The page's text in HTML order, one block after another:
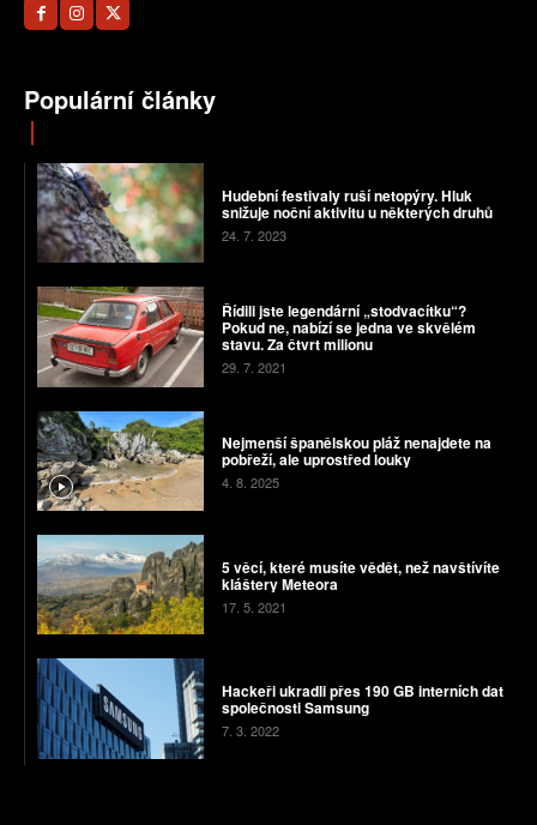
Populární články
Hudební festivaly ruší netopýry. Hluk
snižuje noční aktivitu u některých druhů
24. 7. 2023
Řídili jste legendární „stodvacítku“?
Pokud ne, nabízí se jedna ve skvělém
stavu. Za čtvrt milionu
29. 7. 2021
Nejmenší španělskou pláž nenajdete na
pobřeží, ale uprostřed louky
4. 8. 2025
5 věcí, které musíte vědět, než navštívíte
kláštery Meteora
17. 5. 2021
Hackeři ukradli přes 190 GB interních dat
společnosti Samsung
7. 3. 2022